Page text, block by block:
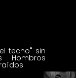
techo" sin